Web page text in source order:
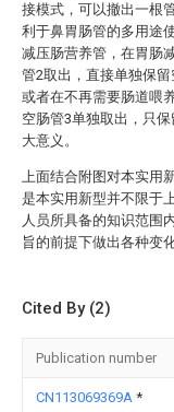
接模式，可以撤出一根
利于鼻胃肠管的多用途
减压肠营养管，在胃肠
管2取出，直接单独保
或者在不再需要肠道喂
空肠管3单独取出，只
大意义。
上面结合附图对本实用
是本实用新型并不限于
人员所具备的知识范围
旨的前提下做出各种变化
Cited By (2)
Publication number
CN113069369A *